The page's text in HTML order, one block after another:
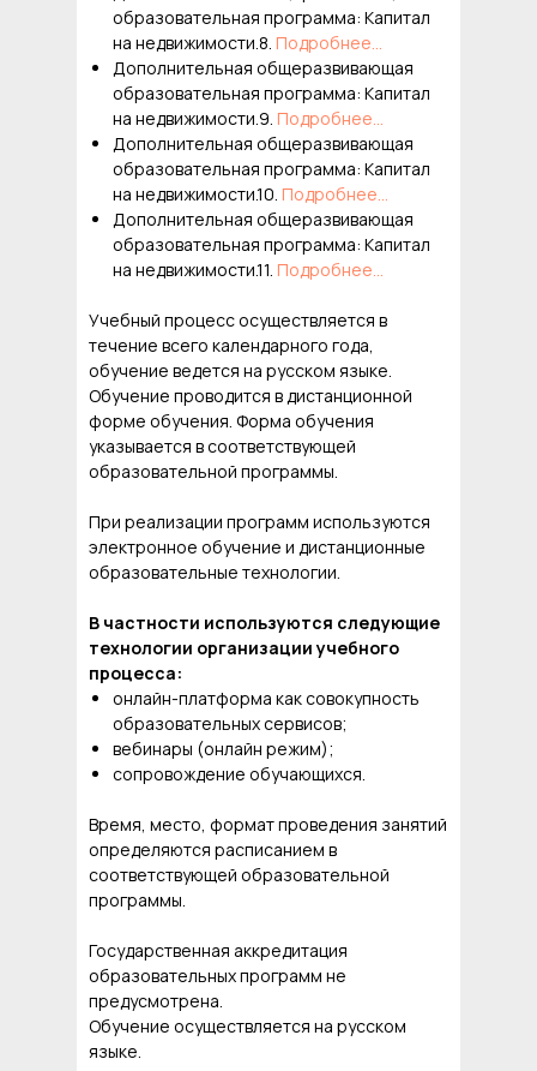
образовательная программа: Капитал
на недвижимости.8. Подробнее...
Дополнительная общеразвивающая
образовательная программа: Капитал
на недвижимости.9. Подробнее...
Дополнительная общеразвивающая
образовательная программа: Капитал
на недвижимости.10. Подробнее...
Дополнительная общеразвивающая
образовательная программа: Капитал
на недвижимости.11. Подробнее...
Учебный процесс осуществляется в
течение всего календарного года,
обучение ведется на русском языке.
Обучение проводится в дистанционной
форме обучения. Форма обучения
указывается в соответствующей
образовательной программы.
При реализации программ используются
электронное обучение и дистанционные
образовательные технологии.
В частности используются следующие
технологии организации учебного
процесса:
онлайн-платформа как совокупность
образовательных сервисов;
вебинары (онлайн режим);
сопровождение обучающихся.
Время, место, формат проведения занятий
определяются расписанием в
соответствующей образовательной
программы.
Государственная аккредитация
образовательных программ не
предусмотрена.
Обучение осуществляется на русском
языке.